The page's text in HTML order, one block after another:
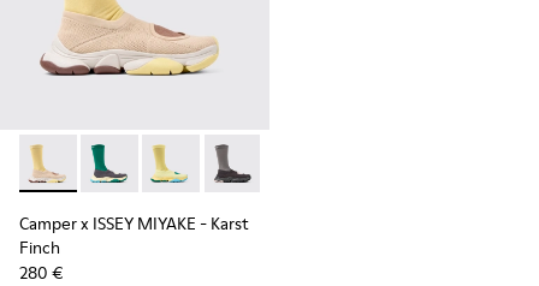
Camper x ISSEY MIYAKE - Karst Finch - K101115-005 -
Camper x ISSEY MIYAKE - Karst Finch - K101115-004
Camper x ISSEY MIYAKE - Karst Finch -
Camper x ISSEY MIYAKE - Karst Finch -
Camper x ISSEY MIYAKE - Karst
Finch
280 €